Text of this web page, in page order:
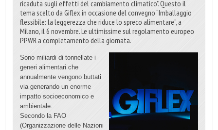
ricaduta sugli effetti del cambiamento climatico". Questo il
tema scelto da Giflex in occasione del convegno “Imballaggio
flessibile: la leggerezza che riduce lo spreco alimentare”, a
Milano, il 6 novembre. Le ultimissime sul regolamento europeo
PPWR a completamento della giornata.
Sono miliardi di tonnellate i
generi alimentari che
annualmente vengono buttati
via generando un enorme
impatto socioeconomico e
ambientale.
Secondo la FAO
(Organizzazione delle Nazioni